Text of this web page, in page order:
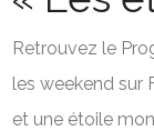
Retrouvez le
les weekend sur
et une étoile